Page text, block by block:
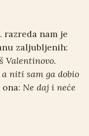
razreda nam je
zaljubljenih:
Valentinovo.
niti sam ga dobio
Ne daj i neće